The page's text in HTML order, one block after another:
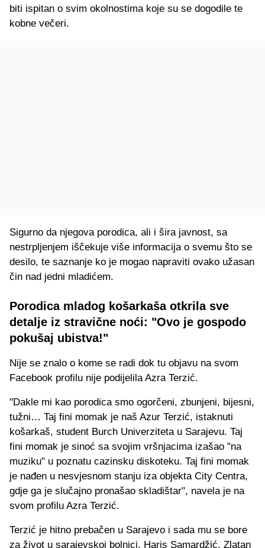
biti ispitan o svim okolnostima koje su se dogodile te
kobne večeri.
Sigurno da njegova porodica, ali i šira javnost, sa
nestrpljenjem iščekuje više informacija o svemu što se
desilo, te saznanje ko je mogao napraviti ovako užasan
čin nad jedni mladićem.
Porodica mladog košarkaša otkrila sve
detalje iz stravične noći: "Ovo je gospodo
pokušaj ubistva!"
Nije se znalo o kome se radi dok tu objavu na svom
Facebook profilu nije podijelila Azra Terzić.
"Dakle mi kao porodica smo ogorčeni, zbunjeni, bijesni,
tužni… Taj fini momak je naš Azur Terzić, istaknuti
košarkaš, student Burch Univerziteta u Sarajevu. Taj
fini momak je sinoć sa svojim vršnjacima izašao "na
muziku" u poznatu cazinsku diskoteku. Taj fini momak
je nađen u nesvjesnom stanju iza objekta City Centra,
gdje ga je slučajno pronašao skladištar", navela je na
svom profilu Azra Terzić.
Terzić je hitno prebačen u Sarajevo i sada mu se bore
za život u sarajevskoj bolnici. Haris Samardžić, Zlatan